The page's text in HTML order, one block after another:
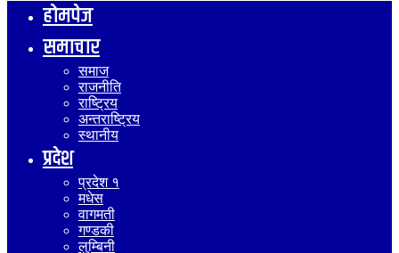
होमपेज
समाचार
समाज
राजनीति
राष्ट्रिय
अन्तराष्ट्रिय
स्थानीय
प्रदेश
प्रदेश १
मधेस
वागमती
गण्डकी
लुम्बिनी